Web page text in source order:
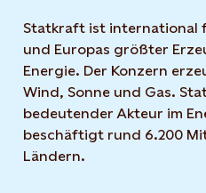
Statkraft ist international
und Europas größter
Energie. Der Konzern
Wind, Sonne und Gas.
bedeutender Akteur im
beschäftigt rund 6.200
Ländern.